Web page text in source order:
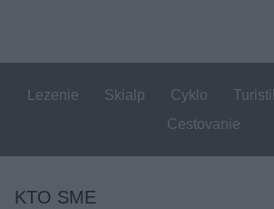
Lezenie Skialp Cyklo
Cestovanie
KTO SME